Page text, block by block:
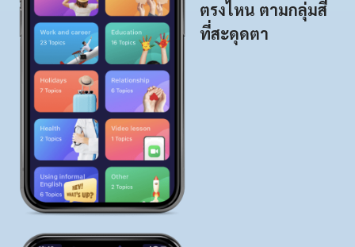
ตรงไหน ตามกลุ่มสี
ที่สะดุดตา